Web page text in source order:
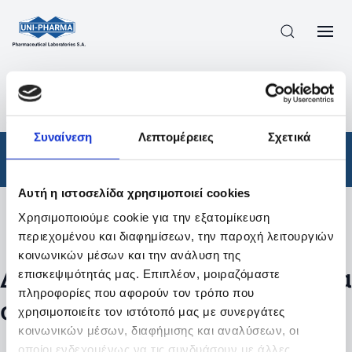
Συναίνεση Λεπτομέρειες Σχετικά
Αυτή η ιστοσελίδα χρησιμοποιεί cookies
Χρησιμοποιούμε cookie για την εξατομίκευση
περιεχομένου και διαφημίσεων, την παροχή λειτουργιών
κοινωνικών μέσων και την ανάλυση της
επισκεψιμότητάς μας. Επιπλέον, μοιραζόμαστε
πληροφορίες που αφορούν τον τρόπο που
χρησιμοποιείτε τον ιστότοπό μας με συνεργάτες
κοινωνικών μέσων, διαφήμισης και αναλύσεων, οι
οποίοι ενδεχομένως να τις συνδυάσουν με άλλες
ΠΡΟΪΟΝΤΑ
ΑΠΟΤΕΛΕΣΜΑΤΑ ΑΝΑΖΗΤΗΣΗΣ
Φάρμακα
Φίλτρα
Δεν βρέθηκαν προϊόντα με τα
συγκεκριμένα φίλτρα